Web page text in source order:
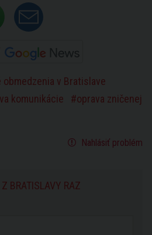
obmedzenia v Bratislave
komunikácie
oprava zničenej
Nahlásiť problém
BRATISLAVY RAZ